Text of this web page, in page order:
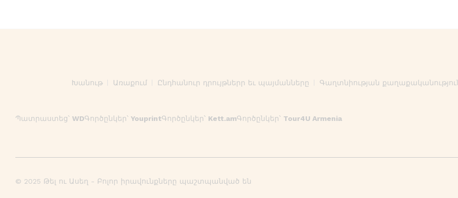
Խանութ Առաքում Ընդհանուր դրույթներր եւ պայմանները Գաղտնիության
Պատրաստեց՝ WDԳործընկեր՝ YouprintԳործընկեր՝ Kett.amԳործընկեր՝ Tour4U Armenia
© 2025 Թել ու Ասեղ - Բոլոր իրավունքները պաշտպանված են